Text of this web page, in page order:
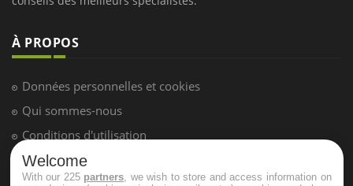
À PROPOS
Données personnelles et cookies
Qui sommes-nous
Conditions d'utilisation
Plan du site
Welcome
With our 225 partners , we wish to store and access information on